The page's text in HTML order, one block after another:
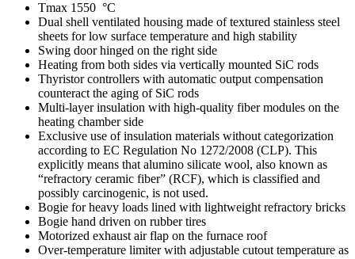
Tmax 1550 °C
Dual shell ventilated housing made of textured stainless steel
sheets for low surface temperature and high stability
Swing door hinged on the right side
Heating from both sides via vertically mounted SiC rods
Thyristor controllers with automatic output compensation
counteract the aging of SiC rods
Multi-layer insulation with high-quality fiber modules on the
heating chamber side
Exclusive use of insulation materials without categorization
according to EC Regulation No 1272/2008 (CLP). This
explicitly means that alumino silicate wool, also known as
“refractory ceramic fiber” (RCF), which is classified and
possibly carcinogenic, is not used.
Bogie for heavy loads lined with lightweight refractory bricks
Bogie hand driven on rubber tires
Motorized exhaust air flap on the furnace roof
Over-temperature limiter with adjustable cutout temperature as